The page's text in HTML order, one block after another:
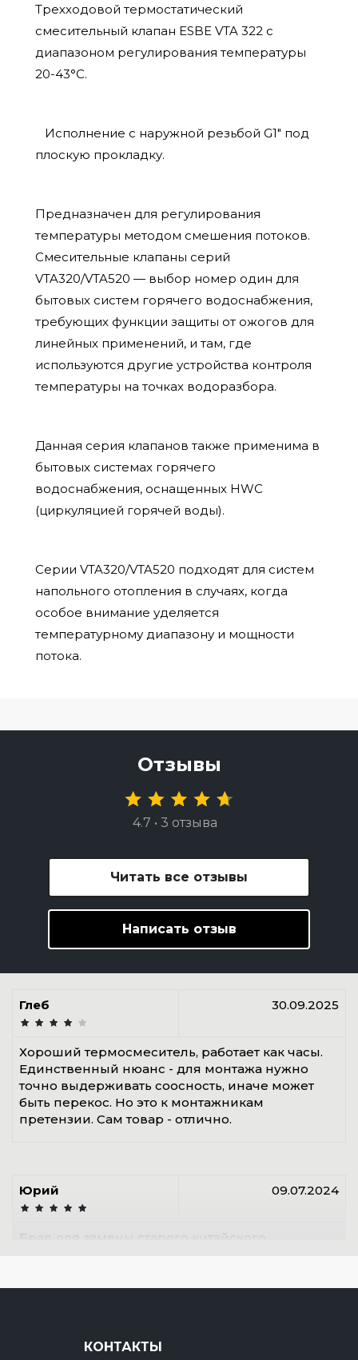
Трехходовой термостатический
смесительный клапан ESBE VTA 322 с
диапазоном регулирования температуры
20-43°C.
Исполнение с наружной резьбой G1" под
плоскую прокладку.
Предназначен для регулирования
температуры методом смешения потоков.
Смесительные клапаны серий
VTA320/VTA520 — выбор номер один для
бытовых систем горячего водоснабжения,
требующих функции защиты от ожогов для
линейных применений, и там, где
используются другие устройства контроля
температуры на точках водоразбора.
Данная серия клапанов также применима в
бытовых системах горячего
водоснабжения, оснащенных HWC
(циркуляцией горячей воды).
Серии VTA320/VTA520 подходят для систем
напольного отопления в случаях, когда
особое внимание уделяется
температурному диапазону и мощности
потока.
Отзывы
4.7 • 3 отзыва
Читать все отзывы
Написать отзыв
Глеб 30.09.2025
Хороший термосмеситель, работает как часы.
Единственный нюанс - для монтажа нужно
точно выдерживать соосность, иначе может
быть перекос. Но это к монтажникам
претензии. Сам товар - отлично.
Юрий 09.07.2024
Брал для замены старого китайского
минут. Очень доволен покупкой, Esbe рулит.
КОНТАКТЫ